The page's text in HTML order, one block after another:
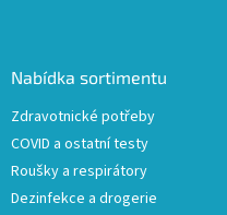
Nabídka sortimentu
Zdravotnické potřeby
COVID a ostatní testy
Roušky a respirátory
Dezinfekce a drogerie